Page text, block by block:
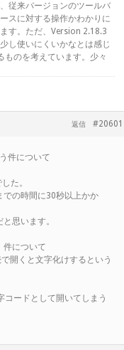
従来バージョンのツールバ
スに対する操作かわかりに
す。ただ、Version 2.18.3
し使いにくいかなとは感じ
のを考えています。少々
#20601
返信
件について
た。
での時間に30秒以上かか
思います。
件について
開くと文字化けするという
ードとして開いてしまう